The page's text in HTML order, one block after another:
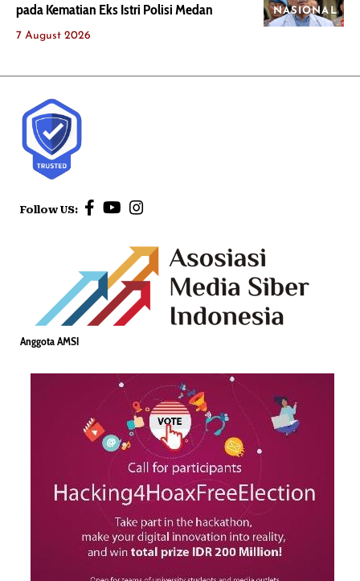
NASIONAL
pada Kematian Eks Istri Polisi Medan
7 August 2026
Follow US:
Anggota AMSI